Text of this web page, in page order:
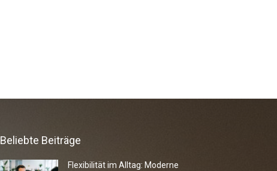
Beliebte Beiträge
Flexibilität im Alltag: Moderne